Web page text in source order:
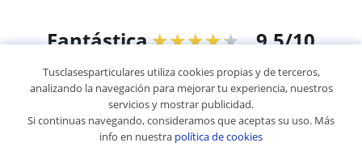
Fantástica★★★★★ 9,5/10
305915opiniones de alumnos
© 2007 - 2026 Tus clases particulares
Tusclasesparticulares utiliza cookies propias y de terceros,
analizando la navegación para mejorar tu experiencia, nuestros
servicios y mostrar publicidad.
Si continuas navegando, consideramos que aceptas su uso. Más
info en nuestra política de cookies